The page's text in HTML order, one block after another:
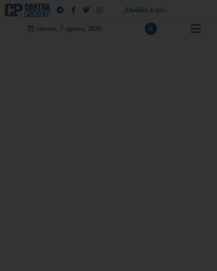
¡ Dué a e a qui e
viernes, 7 agosto, 2026